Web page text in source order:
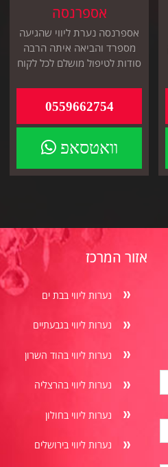
אספרנסה
אספרנסה נערת ליווי שהגיעה
מספרד והביאה איתה הרבה
סודות לטיפול מושלם לכל לקוח
0559662754
וואטסאפ
אזור המרכז
נערות ליווי בבת ים
נערות ליווי בגבעתיים
נערות ליווי בהוד השרון
נערות ליווי בהרצליה
נערות ליווי בחולון
נערות ליווי בירושלים